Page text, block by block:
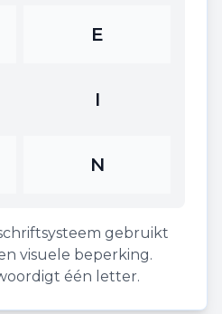
E
I
N
gebruikt
visuele beperking.
één letter.